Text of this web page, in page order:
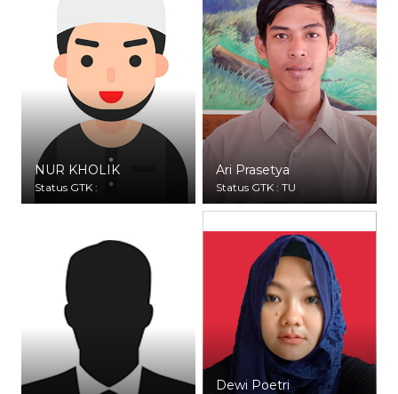
NUR KHOLIK
Status GTK :
Ari Prasetya
Status GTK : TU
Dewi Poetri